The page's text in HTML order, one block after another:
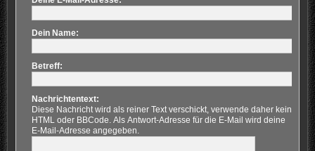
Dein Name:
Betreff:
Nachrichtentext:
Diese Nachricht wird als reiner Text verschickt, verwende daher kein
HTML oder BBCode. Als Antwort-Adresse für die E-Mail wird deine
E-Mail-Adresse angegeben.